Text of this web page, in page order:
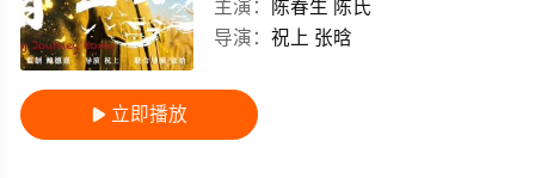
主演：
陈春生 陈氏
导演： 祝上 张晗
 立即播放